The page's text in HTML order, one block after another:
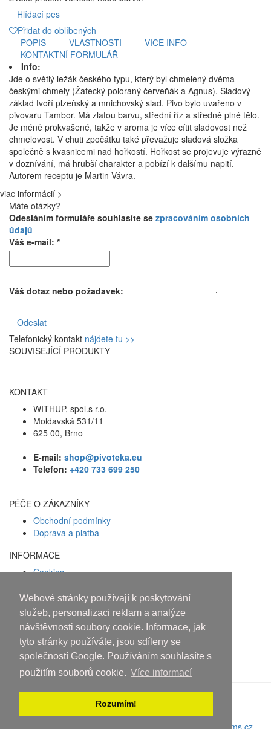
Webové stránky používají k poskytování
služeb, personalizaci reklam a analýze
návštěvnosti soubory cookie. Informace, jak
tyto stránky používáte, jsou sdíleny se
společností Google. Používáním souhlasíte s
použitím souborů cookie. Více informací
Rozumím!
Hlídací pes
Přidat do oblíbených
POPIS
VLASTNOSTI
VICE INFO
KONTAKTNÍ FORMULÁŘ
Info:
Jde o světlý ležák českého typu, který byl chmelený dvěma
českými chmely (Žatecký poloraný červeňák a Agnus). Sladový
základ tvoří plzeňský a mnichovský slad. Pivo bylo uvařeno v
pivovaru Tambor. Má zlatou barvu, střední říz a středně plné tělo.
Je méně prokvašené, takže v aroma je více cítit sladovost než
chmelovost. V chuti zpočátku také převažuje sladová složka
společně s kvasnicemi nad hořkostí. Hořkost se projevuje výrazně
v doznívání, má hrubší charakter a pobízí k dalšímu napití.
Autorem receptu je Martin Vávra.
viac informácií >
Máte otázky?
Odesláním formuláře souhlasíte se zpracováním osobních
údajů
Váš e-mail: *
Váš dotaz nebo požadavek:
Odeslat
Telefonický kontakt nájdete tu >>
SOUVISEJÍCÍ PRODUKTY
KONTAKT
WITHUP, spol.s r.o.
Moldavská 531/11
625 00, Brno
E-mail: shop@pivoteka.eu
Telefon: +420 733 699 250
PÉČE O ZÁKAZNÍKY
Obchodní podmínky
Doprava a platba
INFORMACE
Cookies
Facebook
Osobám mladším 18 let alkohol
neprodáváme!